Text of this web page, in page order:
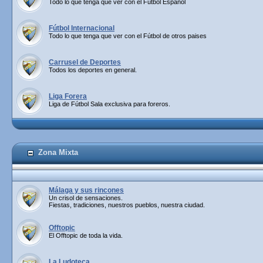
Todo lo que tenga que ver con el Fútbol Español
Fútbol Internacional
Todo lo que tenga que ver con el Fútbol de otros paises
Carrusel de Deportes
Todos los deportes en general.
Liga Forera
Liga de Fútbol Sala exclusiva para foreros.
Zona Mixta
Málaga y sus rincones
Un crisol de sensaciones.
Fiestas, tradiciones, nuestros pueblos, nuestra ciudad.
Offtopic
El Offtopic de toda la vida.